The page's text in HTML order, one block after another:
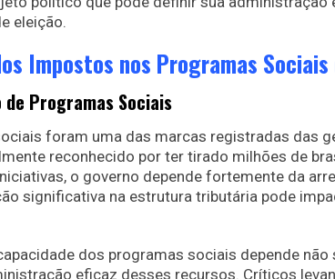
eleição.
Impostos nos Programas Sociais
Programas Sociais
foram uma das marcas registradas das
reconhecido por ter tirado milhões de
o governo depende fortemente da
significativa na estrutura tributária pode
dos programas sociais depende
eficaz desses recursos. Críticos